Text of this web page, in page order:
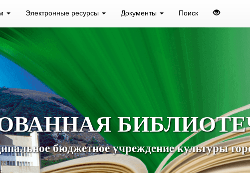
Электронные ресурсы Документы Поиск
бюджетное учреждение культуры